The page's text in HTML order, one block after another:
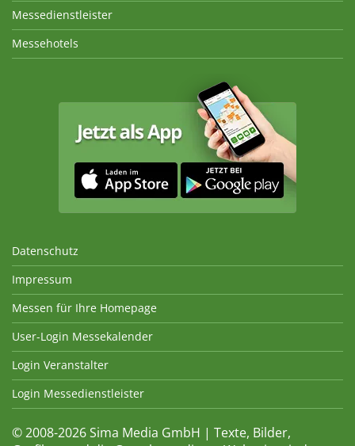
Messedienstleister
Messehotels
Datenschutz
Impressum
Messen für Ihre Homepage
User-Login Messekalender
Login Veranstalter
Login Messedienstleister
© 2008-2026 Sima Media GmbH | Texte, Bilder,